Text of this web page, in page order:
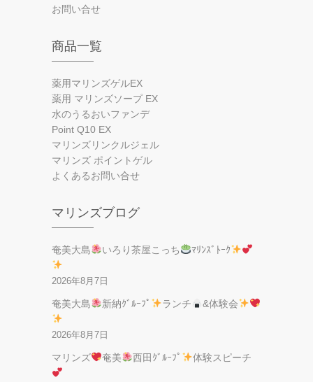
お問い合せ
商品一覧
薬用マリンズゲルEX
薬用 マリンズソープ EX
水のうるおいファンデ
Point Q10 EX
マリンズリンクルジェル
マリンズ ポイントゲル
よくあるお問い合せ
マリンズブログ
奄美大島 いろり茶屋こっち ﾏﾘﾝｽﾞﾄｰｸ
2026年8月7日
奄美大島 新納ｸﾞﾙｰﾌﾟ ランチ &体験会
2026年8月7日
マリンズ 奄美 西田ｸﾞﾙｰﾌﾟ 体験スピーチ